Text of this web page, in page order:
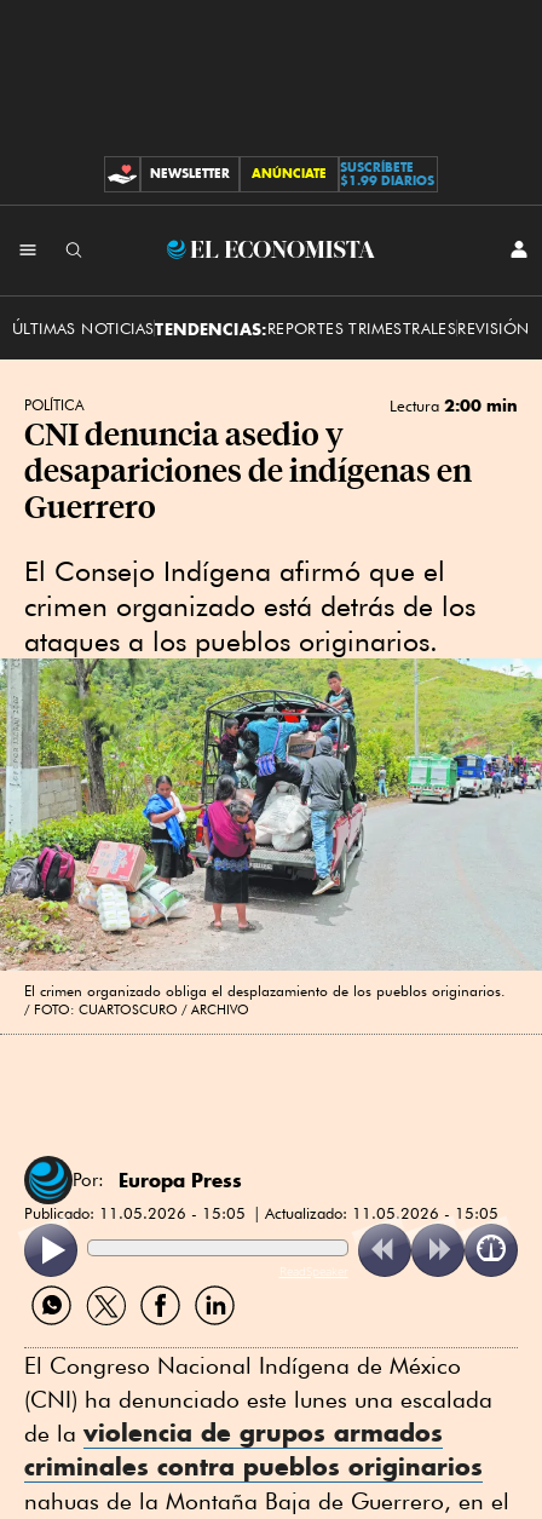
CONTRIBUCIONES
NEWSLETTER ANÚNCIATE
SUSCRÍBETE
$1.99 DIARIOS
El
ÚLTIMAS NOTICIASTENDENCIAS:REPORTES TRIMESTRALESREVISIÓN
POLÍTICA Lectura 2:00 min
​CNI denuncia asedio y
desapariciones de indígenas en
Guerrero
El Consejo Indígena afirmó que el
crimen organizado está detrás de los
ataques a los pueblos originarios.
El crimen organizado obliga el desplazamiento de los pueblos originarios.
FOTO: CUARTOSCURO / ARCHIVO
Por: Europa Press
Publicado: 11.05.2026 - 15:05 Actualizado: 11.05.2026 - 15:05
ReadSpeaker
Compartir
por
Compartir
por
Compartir
por
Compartir
por
El Congreso Nacional Indígena de México
(CNI) ha denunciado este lunes una escalada
de la violencia de grupos armados
criminales contra pueblos originarios
nahuas de la Montaña Baja de Guerrero, en el